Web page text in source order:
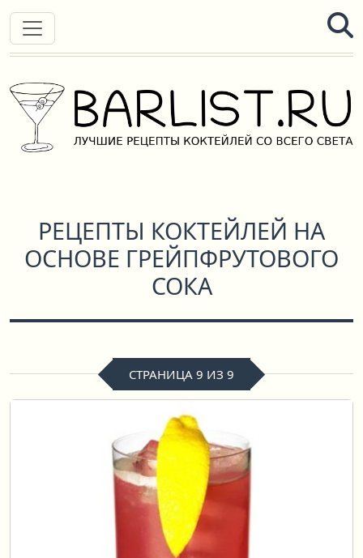
РЕЦЕПТЫ КОКТЕЙЛЕЙ НА
ОСНОВЕ ГРЕЙПФРУТОВОГО
СОКА
СТРАНИЦА 9 ИЗ 9